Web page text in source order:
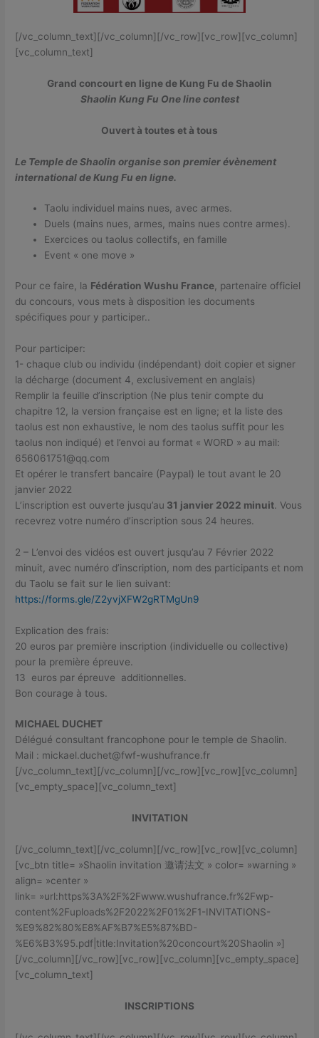
[/vc_column_text][/vc_column][/vc_row][vc_row][vc_column]
[vc_column_text]
Grand concourt en ligne de Kung Fu de Shaolin
Shaolin Kung Fu One line contest
Ouvert à toutes et à tous
Le Temple de Shaolin organise son premier évènement
international de Kung Fu en ligne.
Taolu individuel mains nues, avec armes.
Duels (mains nues, armes, mains nues contre armes).
Exercices ou taolus collectifs, en famille
Event « one move »
Pour ce faire, la Fédération Wushu France , partenaire officiel
du concours, vous mets à disposition les documents
spécifiques pour y participer..
Pour participer:
1- chaque club ou individu (indépendant) doit copier et signer
la décharge (document 4, exclusivement en anglais)
Remplir la feuille d’inscription (Ne plus tenir compte du
chapitre 12, la version française est en ligne; et la liste des
taolus est non exhaustive, le nom des taolus suffit pour les
taolus non indiqué) et l’envoi au format « WORD » au mail:
656061751@qq.com
Et opérer le transfert bancaire (Paypal) le tout avant le 20
janvier 2022
L’inscription est ouverte jusqu’au 31 janvier 2022 minuit. Vous
recevrez votre numéro d’inscription sous 24 heures.
2 – L’envoi des vidéos est ouvert jusqu’au 7 Février 2022
minuit, avec numéro d’inscription, nom des participants et nom
du Taolu se fait sur le lien suivant:
https://forms.gle/Z2yvjXFW2gRTMgUn9
Explication des frais:
20 euros par première inscription (individuelle ou collective)
pour la première épreuve.
13 euros par épreuve additionnelles.
Bon courage à tous.
MICHAEL DUCHET
Délégué consultant francophone pour le temple de Shaolin.
Mail : mickael.duchet@fwf-wushufrance.fr
[/vc_column_text][/vc_column][/vc_row][vc_row][vc_column]
[vc_empty_space][vc_column_text]
INVITATION
[/vc_column_text][/vc_column][/vc_row][vc_row][vc_column]
[vc_btn title= »Shaolin invitation 邀请法文 » color= »warning »
align= »center »
link= »url:https%3A%2F%2Fwww.wushufrance.fr%2Fwp-
content%2Fuploads%2F2022%2F01%2F1-INVITATIONS-
%E9%82%80%E8%AF%B7%E5%87%BD-
%E6%B3%95.pdf|title:Invitation%20concourt%20Shaolin »]
[/vc_column][/vc_row][vc_row][vc_column][vc_empty_space]
[vc_column_text]
INSCRIPTIONS